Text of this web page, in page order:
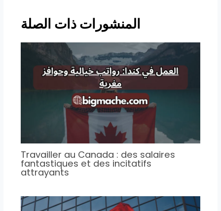
المنشورات ذات الصلة
Travailler au Canada : des salaires
fantastiques et des incitatifs
attrayants